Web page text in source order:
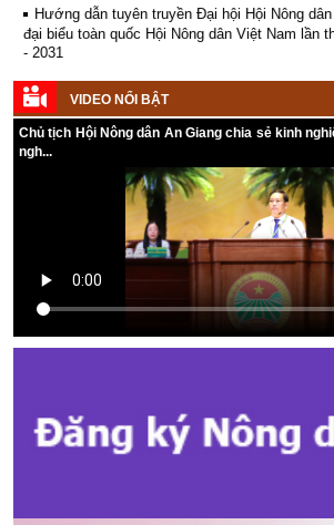
- 2031
Hướng dẫn tuyên truyền cuộc bầu cử ĐB
Kế hoạch Tổ chức Đại hội Hội Nông dân cấp
2025 - 2030
VIDEO NỔI BẬT
Chủ tịch Hội Nông dân An Giang chia sẻ kinh
ngh...